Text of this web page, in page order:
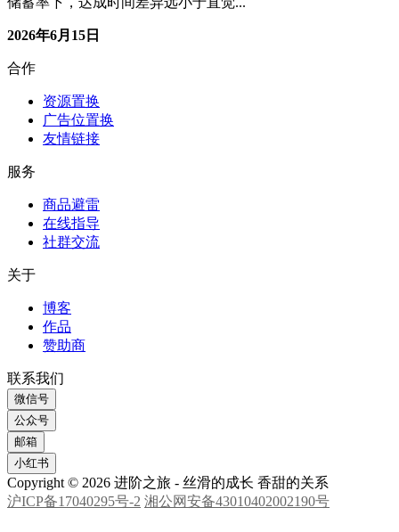
可在30岁前达成目标，关键在于尽早启动、持续执行。 收入
不是唯一决定因素：月薪5000元与月薪15000元的人，在同等
2026年6月15日
资源置换
商品避雷
博客
作品
赞助商
联系我们
微信号
公众号
邮箱
小红书